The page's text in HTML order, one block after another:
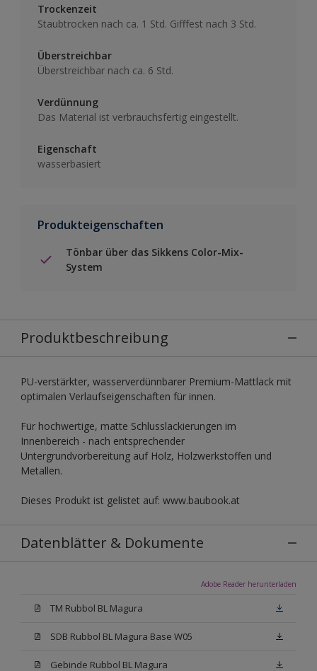
Trockenzeit
Staubtrocken nach ca. 1 Std. Gifffest nach 3 Std.
Überstreichbar
Überstreichbar nach ca. 6 Std.
Verdünnung
Das Material ist verbrauchsfertig eingestellt.
Eigenschaft
wasserbasiert
Produkteigenschaften
Tönbar über das Sikkens Color-Mix-
System
Produktbeschreibung
PU-verstärkter, wasserverdünnbarer Premium-Mattlack mit
optimalen Verlaufseigenschaften für innen.
Für hochwertige, matte Schlusslackierungen im
Innenbereich - nach entsprechender
Untergrundvorbereitung auf Holz, Holzwerkstoffen und
Metallen.
Dieses Produkt ist gelistet auf: www.baubook.at
Datenblätter & Dokumente
Adobe Reader herunterladen
TM Rubbol BL Magura
SDB Rubbol BL Magura Base W05
Gebinde Rubbol BL Magura